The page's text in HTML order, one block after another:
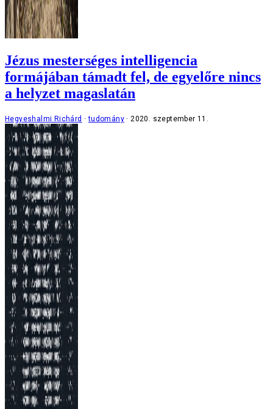
Jézus mesterséges intelligencia
formájában támadt fel, de egyelőre nincs
a helyzet magaslatán
Hegyeshalmi Richárd tudomány 2020. szeptember 11.